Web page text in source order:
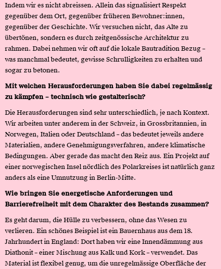
Indem wir es nicht abreissen. Allein das signalisiert Respekt
gegenüber dem Ort, gegenüber früheren Bewohner:innen,
gegenüber der Geschichte. Wir versuchen nicht, das Alte zu
übertönen, sondern es durch zeitgenössische Architektur zu
rahmen. Dabei nehmen wir oft auf die lokale Bautradition Bezug –
was manchmal bedeutet, gewisse Schrulligkeiten zu erhalten und
sogar zu betonen.
Mit welchen Herausforderungen haben Sie dabei regelmässig
zu kämpfen – technisch wie gestalterisch?
Die Herausforderungen sind sehr unterschiedlich, je nach Kontext.
Wir arbeiten unter anderem in der Schweiz, in Grossbritannien, in
Norwegen, Italien oder Deutschland – das bedeutet jeweils andere
Materialien, andere Genehmigungsverfahren, andere klimatische
Bedingungen. Aber gerade das macht den Reiz aus. Ein Projekt auf
einer norwegischen Insel nördlich des Polarkreises ist natürlich ganz
anders als eine Umnutzung in Berlin-Mitte.
Wie bringen Sie energetische Anforderungen und
Barrierefreiheit mit dem Charakter des Bestands zusammen?
Es geht darum, die Hülle zu verbessern, ohne das Wesen zu
verlieren. Ein schönes Beispiel ist ein Bauernhaus aus dem 18.
Jahrhundert in England: Dort haben wir eine Innendämmung aus
Diathonit – einer Mischung aus Kalk und Kork – verwendet. Das
Material ist flexibel genug, um die unregelmässige Oberfläche der